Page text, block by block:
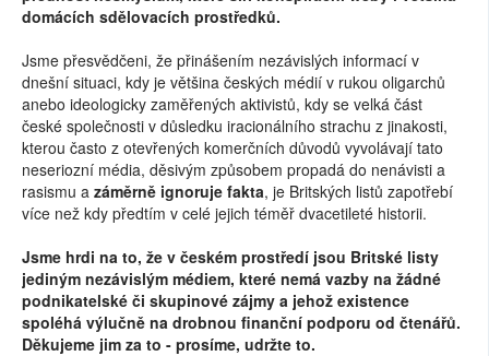
domácích sdělovacích prostředků.
Jsme přesvědčeni, že přinášením nezávislých informací v
dnešní situaci, kdy je většina českých médií v rukou oligarchů
anebo ideologicky zaměřených aktivistů, kdy se velká část
české společnosti v důsledku iracionálního strachu z jinakosti,
kterou často z otevřených komerčních důvodů vyvolávají tato
neseriozní média, děsivým způsobem propadá do nenávisti a
rasismu a záměrně ignoruje fakta, je Britských listů zapotřebí
více než kdy předtím v celé jejich téměř dvacetileté historii.
Jsme hrdi na to, že v českém prostředí jsou Britské listy
jediným nezávislým médiem, které nemá vazby na žádné
podnikatelské či skupinové zájmy a jehož existence
spoléhá výlučně na drobnou finanční podporu od čtenářů.
Děkujeme jim za to - prosíme, udržte to.